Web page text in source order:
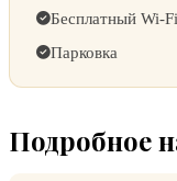
Бесплатный Wi-
Парковка
Подробное